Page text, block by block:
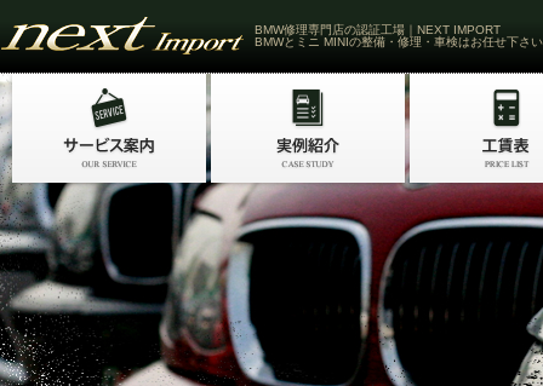
BMW修理専門店の認証工場｜NEXT IMPORT
BMWとミニ MINIの整備・修理・車検はお任せ下さい